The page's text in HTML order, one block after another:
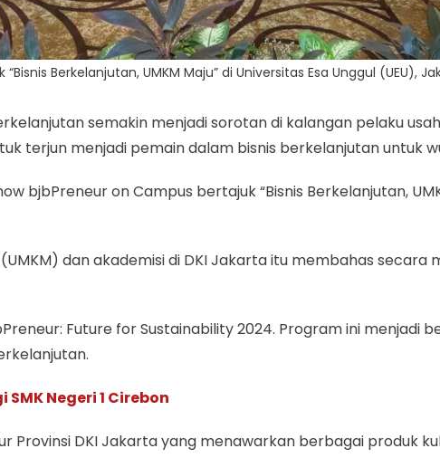
Berkelanjutan, UMKM Maju” di Universitas Esa Unggul (UEU),
semakin menjadi sorotan di kalangan pelaku
terjun menjadi pemain dalam bisnis berkelanjutan untuk
on Campus bertajuk “Bisnis Berkelanjutan,
dan akademisi di DKI Jakarta itu membahas
Future for Sustainability 2024. Program ini menjadi
Negeri 1 Cirebon
Provinsi DKI Jakarta yang menawarkan berbagai produk